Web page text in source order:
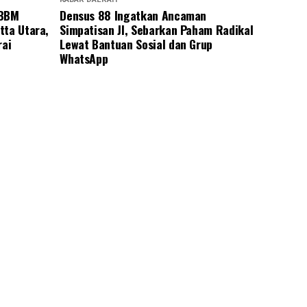
Utara,
Densus 88 Ingatkan Ancaman
Simpatisan JI, Sebarkan Paham Radikal
Lewat Bantuan Sosial dan Grup
WhatsApp